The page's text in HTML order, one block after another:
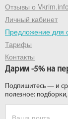
Отзывы о Vkrim.info
Личный кабинет
Предложение для
Тарифы
Контакты
Дарим -5% на
Подпишитесь — и
полезное: